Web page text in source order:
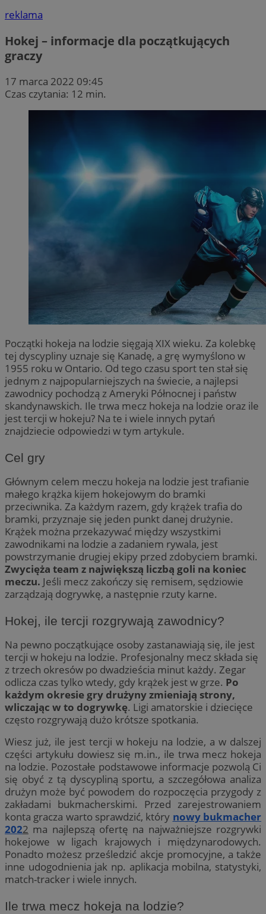
reklama
Hokej – informacje dla początkujących
graczy
17 marca 2022 09:45
Czas czytania: 12 min.
Początki hokeja na lodzie sięgają XIX wieku. Za kolebkę
tej dyscypliny uznaje się Kanadę, a grę wymyślono w
1955 roku w Ontario. Od tego czasu sport ten stał się
jednym z najpopularniejszych na świecie, a najlepsi
zawodnicy pochodzą z Ameryki Północnej i państw
skandynawskich. Ile trwa mecz hokeja na lodzie oraz ile
jest tercji w hokeju? Na te i wiele innych pytań
znajdziecie odpowiedzi w tym artykule.
Cel gry
Głównym celem meczu hokeja na lodzie jest trafianie
małego krążka kijem hokejowym do bramki
przeciwnika. Za każdym razem, gdy krążek trafia do
bramki, przyznaje się jeden punkt danej drużynie.
Krążek można przekazywać między wszystkimi
zawodnikami na lodzie a zadaniem rywala, jest
powstrzymanie drugiej ekipy przed zdobyciem bramki.
Zwycięża team z największą liczbą goli na koniec
meczu. Jeśli mecz zakończy się remisem, sędziowie
zarządzają dogrywkę, a następnie rzuty karne.
Hokej, ile tercji rozgrywają zawodnicy?
Na pewno początkujące osoby zastanawiają się, ile jest
tercji w hokeju na lodzie. Profesjonalny mecz składa się
z trzech okresów po dwadzieścia minut każdy. Zegar
odlicza czas tylko wtedy, gdy krążek jest w grze. Po
każdym okresie gry drużyny zmieniają strony,
wliczając w to dogrywkę. Ligi amatorskie i dziecięce
często rozgrywają dużo krótsze spotkania.
Wiesz już, ile jest tercji w hokeju na lodzie, a w dalszej
części artykułu dowiesz się m.in., ile trwa mecz hokeja
na lodzie. Pozostałe podstawowe informacje pozwolą Ci
się obyć z tą dyscypliną sportu, a szczegółowa analiza
drużyn może być powodem do rozpoczęcia przygody z
zakładami bukmacherskimi. Przed zarejestrowaniem
konta gracza warto sprawdzić, który nowy bukmacher
2022 ma najlepszą ofertę na najważniejsze rozgrywki
hokejowe w ligach krajowych i międzynarodowych.
Ponadto możesz prześledzić akcje promocyjne, a także
inne udogodnienia jak np. aplikacja mobilna, statystyki,
match-tracker i wiele innych.
Ile trwa mecz hokeja na lodzie?